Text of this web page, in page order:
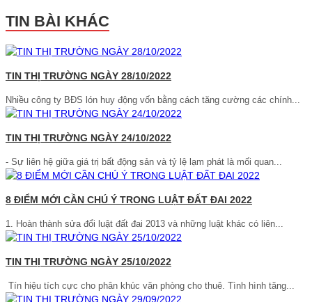
TIN BÀI KHÁC
TIN THỊ TRƯỜNG NGÀY 28/10/2022
Nhiều công ty BĐS lón huy động vốn bằng cách tăng cường các chính...
TIN THỊ TRƯỜNG NGÀY 24/10/2022
- Sự liên hệ giữa giá trị bất động sản và tỷ lệ lạm phát là mối quan...
8 ĐIỂM MỚI CẦN CHÚ Ý TRONG LUẬT ĐẤT ĐAI 2022
1. Hoàn thành sửa đổi luật đất đai 2013 và những luật khác có liên...
TIN THỊ TRƯỜNG NGÀY 25/10/2022
Tín hiệu tích cực cho phân khúc văn phòng cho thuê. Tình hình tăng...